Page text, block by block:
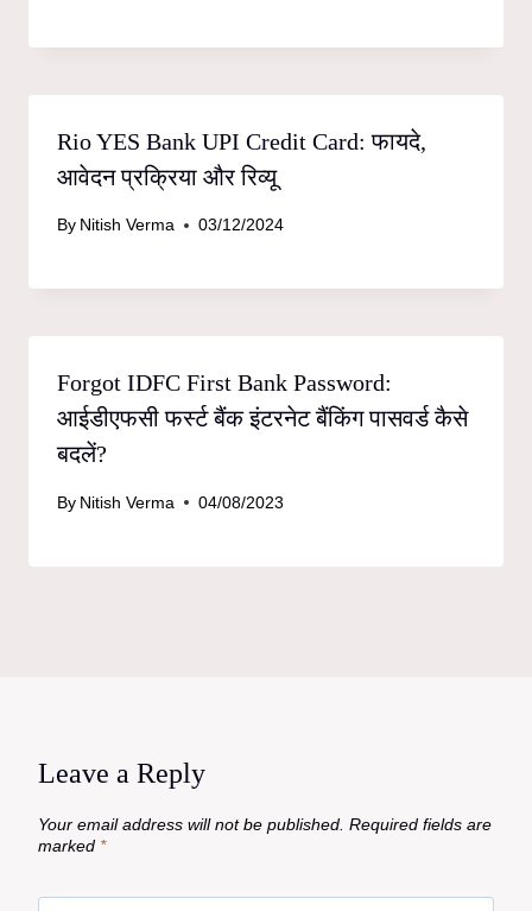
Rio YES Bank UPI Credit Card: फायदे,
आवेदन प्रक्रिया और रिव्यू
By Nitish Verma 03/12/2024
Forgot IDFC First Bank Password:
आईडीएफसी फर्स्ट बैंक इंटरनेट बैंकिंग पासवर्ड कैसे
बदलें?
By Nitish Verma 04/08/2023
Leave a Reply
Your email address will not be published. Required fields are
marked *